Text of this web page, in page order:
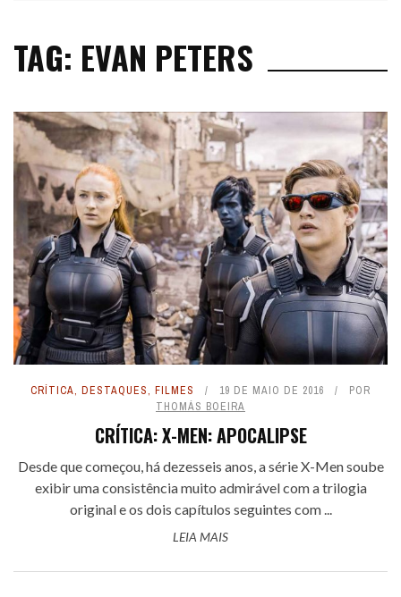
TAG: EVAN PETERS
CRÍTICA, DESTAQUES, FILMES 19 DE MAIO DE 2016
POR
THOMÁS BOEIRA
CRÍTICA: X-MEN: APOCALIPSE
Desde que começou, há dezesseis anos, a série X-Men soube
exibir uma consistência muito admirável com a trilogia
original e os dois capítulos seguintes com ...
LEIA MAIS